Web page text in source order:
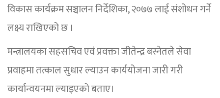
विकास कार्यक्रम सञ्चालन निर्देशिका, २०७७ लाई संशोधन गर्ने
लक्ष्य राखिएको छ ।
मन्त्रालयका सहसचिव एवं प्रवक्ता जीतेन्द्र बस्नेतले सेवा
प्रवाहमा तत्काल सुधार ल्याउन कार्ययोजना जारी गरी
कार्यान्वयनमा ल्याइएको बताए।